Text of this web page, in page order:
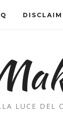
LUCE DEL